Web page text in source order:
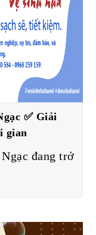
✅ Giải
gian
đang trở